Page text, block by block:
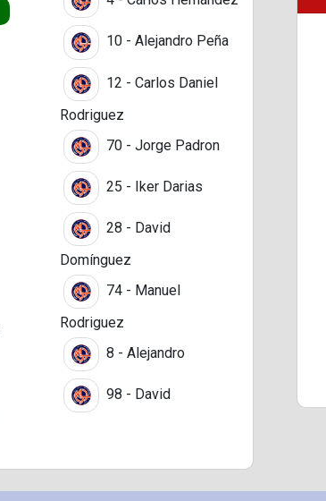
10 - Alejandro Peña
12 - Carlos Daniel
Rodriguez
70 - Jorge Padron
25 - Iker Darias
28 - David
Domínguez
74 - Manuel
Rodriguez
8 - Alejandro
98 - David